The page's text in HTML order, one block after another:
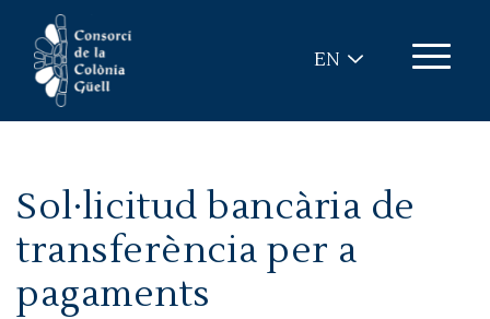
EN
Sol·licitud bancària de
transferència per a
pagaments